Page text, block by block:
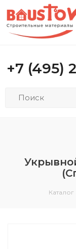
+7 (495)
Каталог